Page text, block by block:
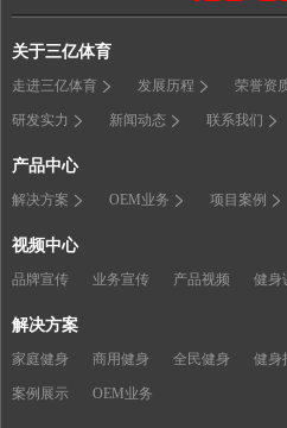
关于三亿体育
走进三亿体育 发展历程 荣誉资
研发实力 新闻动态 联系我们
产品中心
解决方案 OEM业务 项目案例
视频中心
品牌宣传 业务宣传 产品视频 健身
解决方案
家庭健身 商用健身 全民健身 健身
案例展示 OEM业务